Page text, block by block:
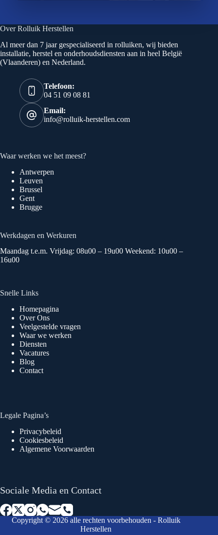
Over Rolluik Herstellen
Al meer dan 7 jaar gespecialiseerd in rolluiken, wij bieden
installatie, herstel en onderhoudsdiensten aan in heel België
(Vlaanderen) en Nederland.
Telefoon:
04 51 09 08 81
Email:
info@rolluik-herstellen.com
Waar werken we het meest?
Antwerpen
Leuven
Brussel
Gent
Brugge
Werkdagen en Werkuren
Maandag t.e.m. Vrijdag: 08u00 – 19u00 Weekend: 10u00 –
16u00
Snelle Links
Homepagina
Over Ons
Veelgestelde vragen
Waar we werken
Diensten
Vacatures
Blog
Contact
Legale Pagina’s
Privacybeleid
Cookiesbeleid
Algemene Voorwaarden
Sociale Media en Contact
Copyright © 2026 alle rechten voorbehouden - Rolluik
Herstellen